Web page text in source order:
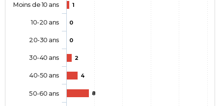
1
0
0
2
4
8
Moins de 10 ans
10-20 ans
20-30 ans
30-40 ans
40-50 ans
50-60 ans